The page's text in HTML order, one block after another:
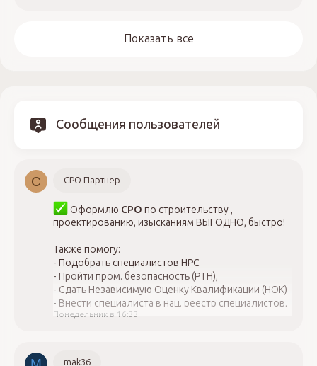
Показать все
Сообщения пользователей
С СРО Партнер
Оформлю СРО по строительству ,
проектированию, изысканиям ВЫГОДНО, быстро!
Также помогу:
- Подобрать специалистов НРС
- Пройти пром. безопасность (РТН),
- Сдать Независимую Оценку Квалификации (НОК)
- Внести специалиста в нац. реестр специалистов,
НОСТРОЙ, НОПРИЗ,
- Повысить квалификацию, ОТ и ТБ
Понедельник в 16:33
mak36